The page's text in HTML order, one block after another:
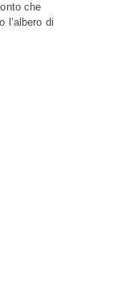
che
l’albero di